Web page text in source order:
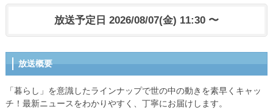
放送予定日 2026/08/07(金) 11:30 〜
放送概要
「暮らし」を意識したラインナップで世の中の動きを素早くキャッ
チ！最新ニュースをわかりやすく、丁寧にお届けします。